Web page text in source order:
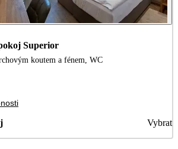
Superior
koutem a fénem, WC
Vybrat